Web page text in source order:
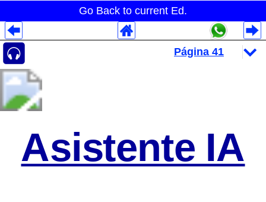
Go Back to current Ed.
Asistente IA
Despliegues Analytics
Despliegues Totales
Despliegues por Rubros